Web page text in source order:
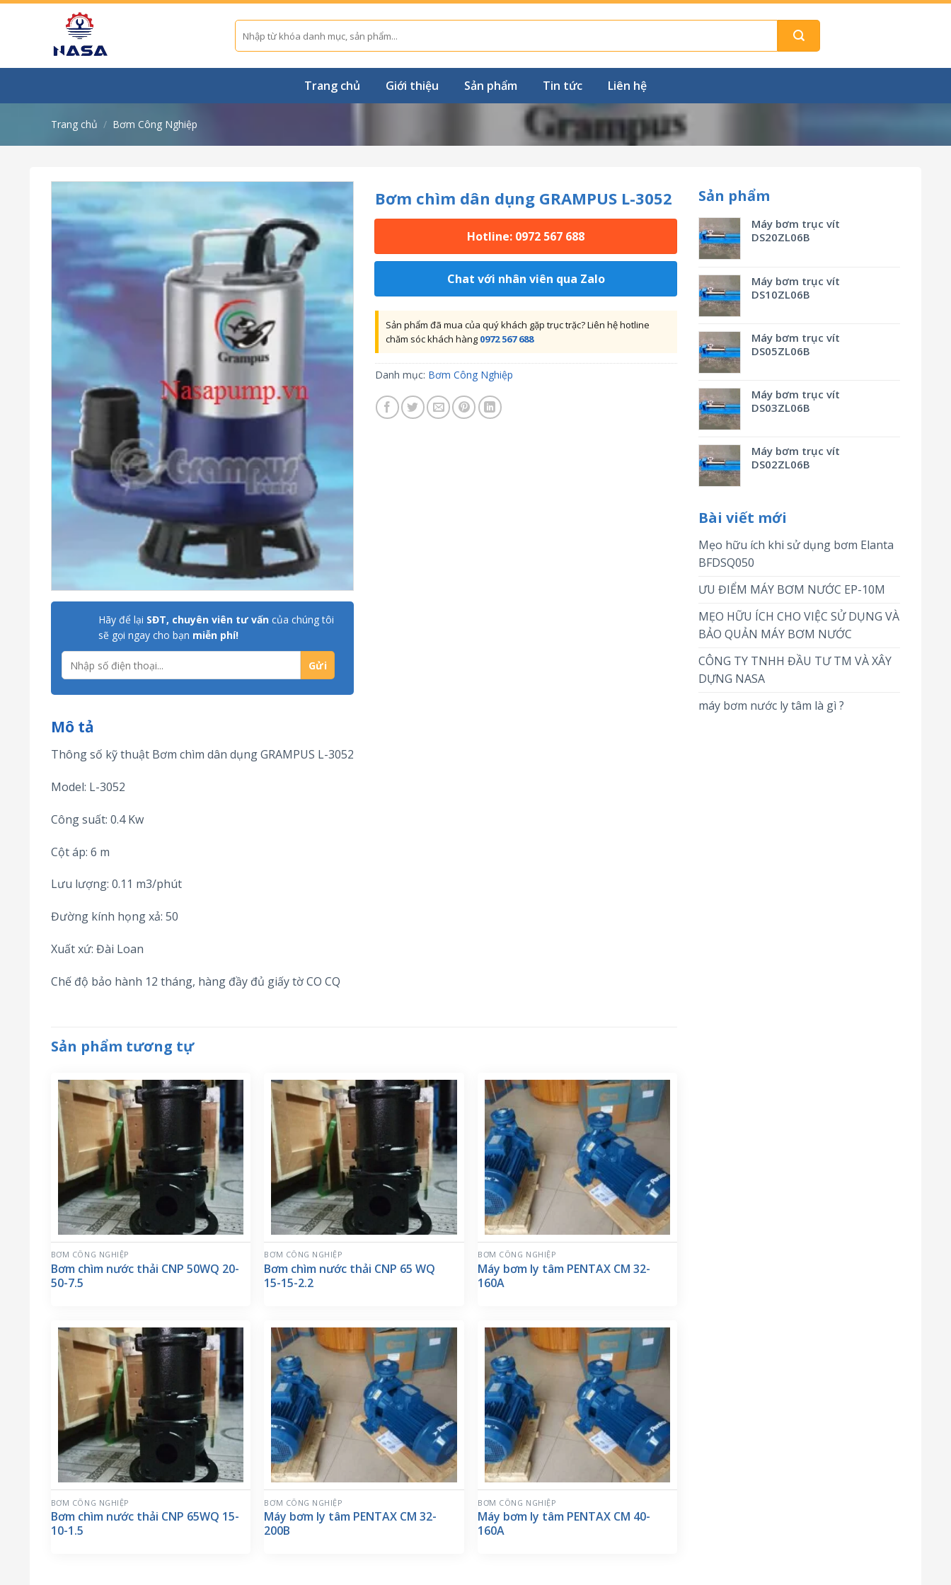
Skip
Tìm
kiếm:
Trang chủ Giới thiệu Sản phẩm Tin tức Liên hệ
Trang chủ / Bơm Công Nghiệp
Sản phẩm
Máy bơm trục vít
DS20ZL06B
Máy bơm trục vít
DS10ZL06B
Máy bơm trục vít
DS05ZL06B
Máy bơm trục vít
DS03ZL06B
Máy bơm trục vít
DS02ZL06B
Bài viết mới
Mẹo hữu ích khi sử dụng bơm Elanta
BFDSQ050
ƯU ĐIỂM MÁY BƠM NƯỚC EP-10M
MẸO HỮU ÍCH CHO VIỆC SỬ DỤNG VÀ
BẢO QUẢN MÁY BƠM NƯỚC
CÔNG TY TNHH ĐẦU TƯ TM VÀ XÂY
DỰNG NASA
máy bơm nước ly tâm là gì ?
Hãy để lại SĐT, chuyên viên tư vấn của chúng tôi
sẽ gọi ngay cho bạn miễn phí!
Bơm chìm dân dụng GRAMPUS L-3052
Hotline: 0972 567 688
Chat với nhân viên qua Zalo
Sản phẩm đã mua của quý khách gặp trục trặc? Liên hệ hotline
chăm sóc khách hàng 0972 567 688
Danh mục: Bơm Công Nghiệp
Mô tả
Thông số kỹ thuật Bơm chìm dân dụng GRAMPUS L-3052
Model: L-3052
Công suất: 0.4 Kw
Cột áp: 6 m
Lưu lượng: 0.11 m3/phút
Đường kính họng xả: 50
Xuất xứ: Đài Loan
Chế độ bảo hành 12 tháng, hàng đầy đủ giấy tờ CO CQ
Sản phẩm tương tự
BƠM CÔNG NGHIỆP
Bơm chìm nước thải CNP 50WQ 20-
50-7.5
BƠM CÔNG NGHIỆP
Bơm chìm nước thải CNP 65 WQ
15-15-2.2
BƠM CÔNG NGHIỆP
Máy bơm ly tâm PENTAX CM 32-
160A
BƠM CÔNG NGHIỆP
Bơm chìm nước thải CNP 65WQ 15-
10-1.5
BƠM CÔNG NGHIỆP
Máy bơm ly tâm PENTAX CM 32-
200B
BƠM CÔNG NGHIỆP
Máy bơm ly tâm PENTAX CM 40-
160A